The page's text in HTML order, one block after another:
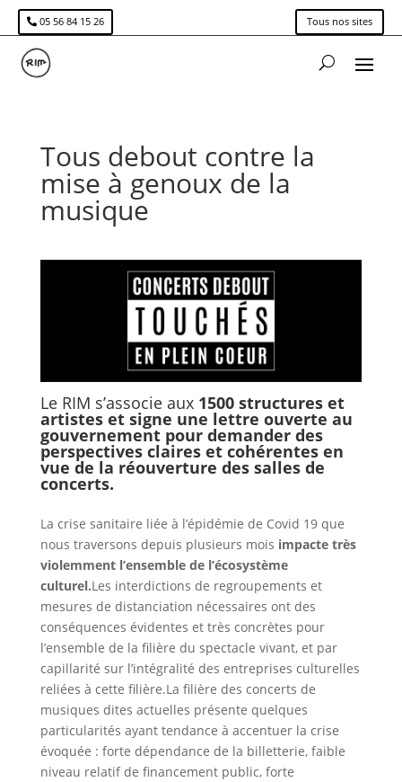
05 56 84 15 26 Tous nos sites
Tous debout contre la
mise à genoux de la
musique
Le RIM s’associe aux 1500 structures et
artistes et signe une lettre ouverte au
gouvernement pour demander des
perspectives claires et cohérentes en
vue de la réouverture des salles de
concerts.
La crise sanitaire liée à l’épidémie de Covid 19 que
nous traversons depuis plusieurs mois impacte très
violemment l’ensemble de l’écosystème
culturel.Les interdictions de regroupements et
mesures de distanciation nécessaires ont des
conséquences évidentes et très concrètes pour
l’ensemble de la filière du spectacle vivant, et par
capillarité sur l’intégralité des entreprises culturelles
reliées à cette filière.La filière des concerts de
musiques dites actuelles présente quelques
particularités ayant tendance à accentuer la crise
évoquée : forte dépendance de la billetterie, faible
niveau relatif de financement public, forte